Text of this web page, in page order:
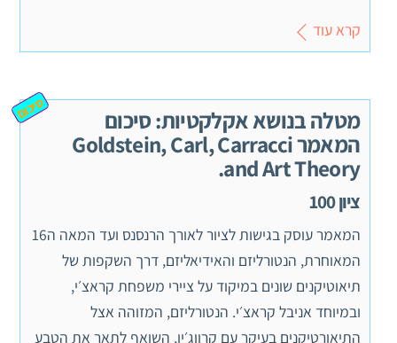
קרא עוד
מטלה בנושא אקלקטיות: סיכום
המאמר Goldstein, Carl, Carracci
and Art Theory.
ציון 100
סיכום
המאמר עוסק בגישות לציור לאורך הרנסנס ועד המאה ה16
המאוחרת, הנטורליזם והאידיאליזם, דרך השקפות של
תיאוטיקנים שונים במיקוד על ציירי משפחת קראצ׳י,
ובמיוחד אניבל קראצ׳י. הנטורליזם, המזוהה אצל
התיאורטיקנים בעיקר עם קרווג׳יו, השואף לתאר את הטבע